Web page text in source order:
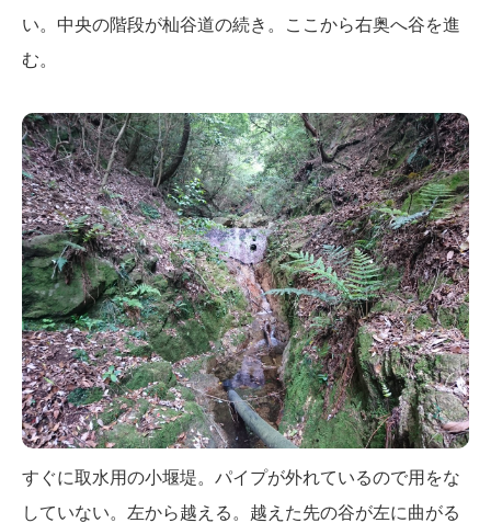
い。中央の階段が杣谷道の続き。ここから右奥へ谷を進
む。
すぐに取水用の小堰堤。パイプが外れているので用をな
していない。左から越える。越えた先の谷が左に曲がる